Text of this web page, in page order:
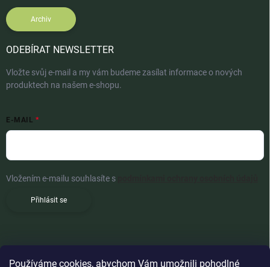
Používáme cookies, abychom Vám umožnili pohodlné
Archiv
ODEBÍRAT NEWSLETTER
Vložte svůj e-mail a my vám budeme zasílat informace o nových
produktech na našem e-shopu.
E-MAIL
Vložením e-mailu souhlasíte s
Přihlásit se